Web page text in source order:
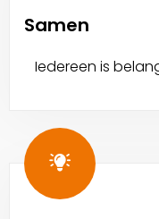
Samen
Iedereen is